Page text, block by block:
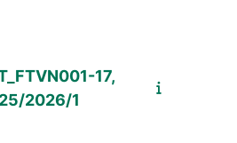
17,
2026/1